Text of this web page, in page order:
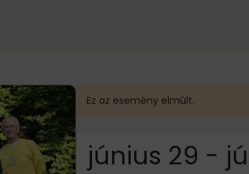
Ez az esemény elmúlt.
június 29 -